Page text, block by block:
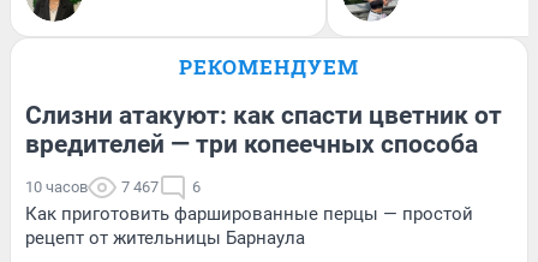
РЕКОМЕНДУЕМ
Слизни атакуют: как спасти цветник от
вредителей — три копеечных способа
10 часов 7 467 6
Как приготовить фаршированные перцы — простой
рецепт от жительницы Барнаула